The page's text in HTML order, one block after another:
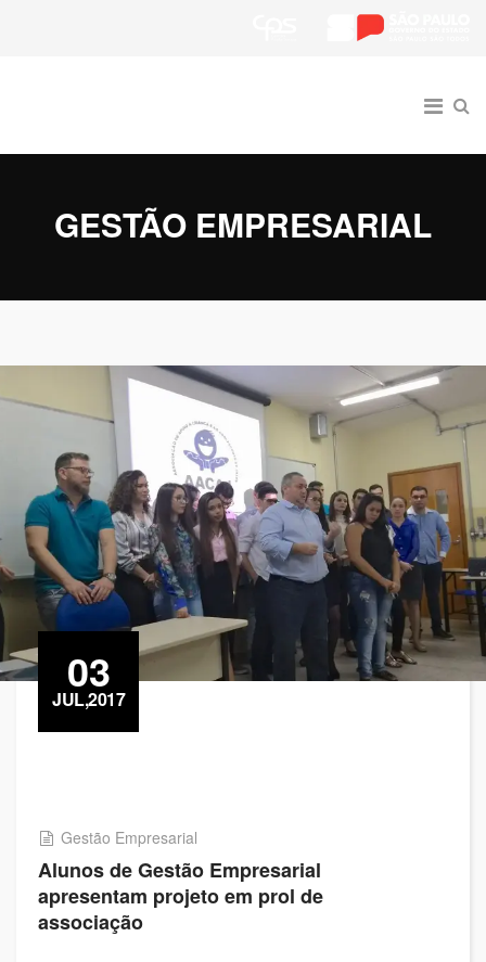
GESTÃO EMPRESARIAL
03
JUL,2017
Gestão Empresarial
Alunos de Gestão Empresarial
apresentam projeto em prol de
associação